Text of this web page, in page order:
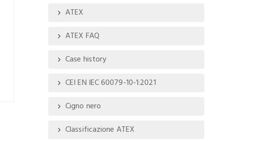
ATEX
ATEX FAQ
Case history
CEI EN IEC 60079-10-1:2021
Cigno nero
Classificazione ATEX